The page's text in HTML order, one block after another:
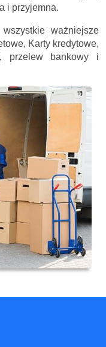
i przyjemna.
ważniejsze
Karty kredytowe,
przelew bankowy i